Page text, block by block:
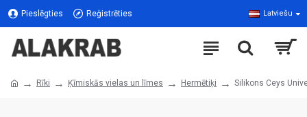
Pieslēgties Reģistrēties Latviešu
Rīki Ķīmiskās vielas un līmes Hermētiķi Silikons Ceys